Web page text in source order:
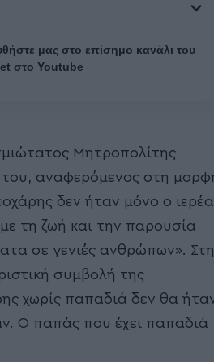
μας στο επίσημο κανάλι του
στο Youtube
Μητροπολίτης
του, αναφερόμενος στη
δεν ήταν μόνο ο
τη ζωή και την παρουσία
σε γενιές ανθρώπων». Στη
συμβολή της
χωρίς παπαδιά δεν θα
Ο παπάς που έχει παπαδιά